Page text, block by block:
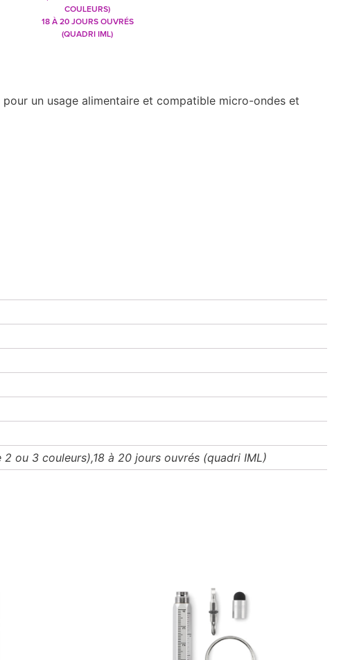
COULEURS)
18 À 20 JOURS OUVRÉS
(QUADRI IML)
un usage alimentaire et compatible micro-ondes et
ou 3 couleurs),18 à 20 jours ouvrés (quadri IML)